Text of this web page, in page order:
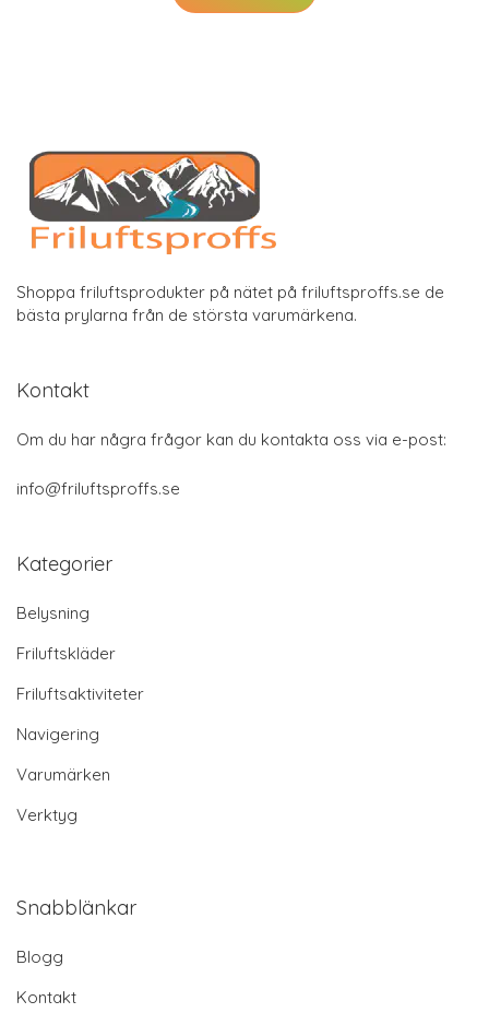
Shoppa friluftsprodukter på nätet på friluftsproffs.se de
bästa prylarna från de största varumärkena.
Kontakt
Om du har några frågor kan du kontakta oss via e-post:
info@friluftsproffs.se
Kategorier
Belysning
Friluftskläder
Friluftsaktiviteter
Navigering
Varumärken
Verktyg
Snabblänkar
Blogg
Kontakt